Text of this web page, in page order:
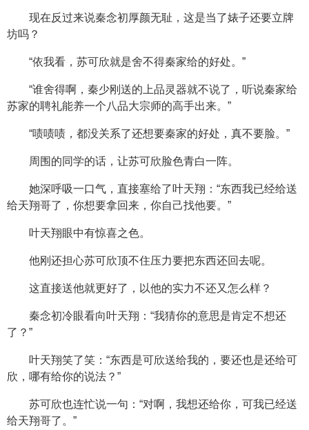
现在反过来说秦念初厚颜无耻，这是当了婊子还要立牌
坊吗？
“依我看，苏可欣就是舍不得秦家给的好处。”
“谁舍得啊，秦少刚送的上品灵器就不说了，听说秦家给
苏家的聘礼能养一个八品大宗师的高手出来。”
“啧啧啧，都没关系了还想要秦家的好处，真不要脸。”
周围的同学的话，让苏可欣脸色青白一阵。
她深呼吸一口气，直接塞给了叶天翔：“东西我已经给送
给天翔哥了，你想要拿回来，你自己找他要。”
叶天翔眼中有惊喜之色。
他刚还担心苏可欣顶不住压力要把东西还回去呢。
这直接送他就更好了，以他的实力不还又怎么样？
秦念初冷眼看向叶天翔：“我猜你的意思是肯定不想还
了？”
叶天翔笑了笑：“东西是可欣送给我的，要还也是还给可
欣，哪有给你的说法？”
苏可欣也连忙说一句：“对啊，我想还给你，可我已经送
给天翔哥了。”